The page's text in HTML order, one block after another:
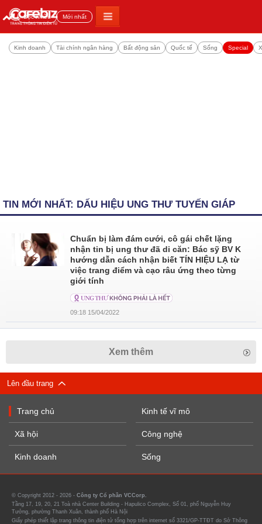
Đọc nhiều Mới nhất
Kinh doanh Tài chính ngân hàng Bất động sản Quốc tế Sống Special
TIN MỚI NHẤT: DẤU HIỆU UNG THƯ TUYẾN GIÁP
Chuẩn bị làm đám cưới, cô gái chết lặng
nhận tin bị ung thư đã di căn: Bác sỹ BV K
hướng dẫn cách nhận biết TÍN HIỆU LẠ từ
việc trang điểm và cạo râu ứng theo từng
giới tính
09:18 15/04/2022
Xem thêm
Lên đầu trang
Trang chủ
Xã hội
Kinh doanh
Kinh tế vĩ mô
Công nghệ
Sống
© Copyright 2012 - 2026 - Công ty Cổ phần VCCorp.
Tầng 17, 19, 20, 21 Toà nhà Center Building - Hapulico Complex, Số 01, phố Nguyễn Huy
Tưởng, phường Thanh Xuân, thành phố Hà Nội
Giấy phép thiết lập trang thông tin điện tử tổng hợp trên internet số 3321/GP-TTĐT do Sở Thông